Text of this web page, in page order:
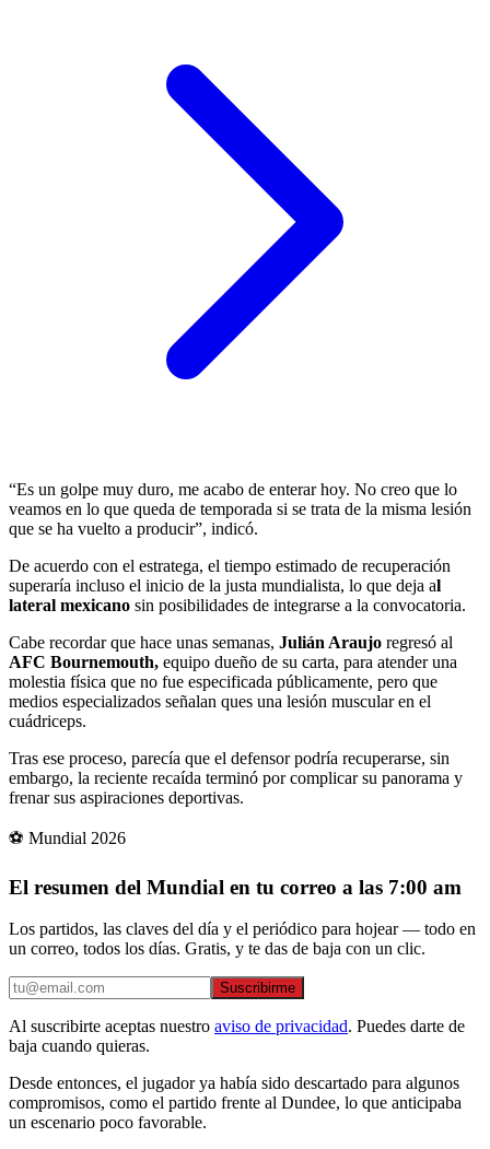
“Es un golpe muy duro, me acabo de enterar hoy. No creo que lo
veamos en lo que queda de temporada si se trata de la misma lesión
que se ha vuelto a producir”, indicó.
De acuerdo con el estratega, el tiempo estimado de recuperación
superaría incluso el inicio de la justa mundialista, lo que deja al
lateral mexicano sin posibilidades de integrarse a la convocatoria.
Cabe recordar que hace unas semanas, Julián Araujo regresó al
AFC Bournemouth, equipo dueño de su carta, para atender una
molestia física que no fue especificada públicamente, pero que
medios especializados señalan ques una lesión muscular en el
cuádriceps.
Tras ese proceso, parecía que el defensor podría recuperarse, sin
embargo, la reciente recaída terminó por complicar su panorama y
frenar sus aspiraciones deportivas.
⚽ Mundial 2026
El resumen del Mundial en tu correo a las 7:00 am
Los partidos, las claves del día y el periódico para hojear — todo en
un correo, todos los días. Gratis, y te das de baja con un clic.
Suscribirme
Al suscribirte aceptas nuestro aviso de privacidad. Puedes darte de
baja cuando quieras.
Desde entonces, el jugador ya había sido descartado para algunos
compromisos, como el partido frente al Dundee, lo que anticipaba
un escenario poco favorable.